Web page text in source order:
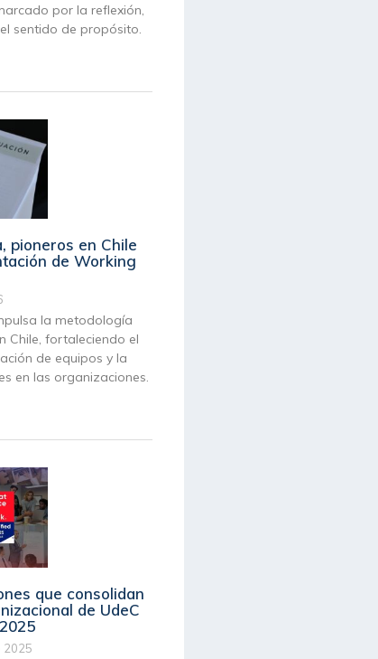
por la reflexión,
sentido de propósito.
pioneros en Chile
de Working
la metodología
Chile, fortaleciendo el
de equipos y la
en las organizaciones.
que consolidan
de UdeC
2025